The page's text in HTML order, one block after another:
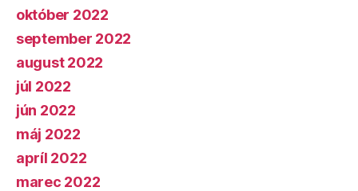
október 2022
september 2022
august 2022
júl 2022
jún 2022
máj 2022
apríl 2022
marec 2022